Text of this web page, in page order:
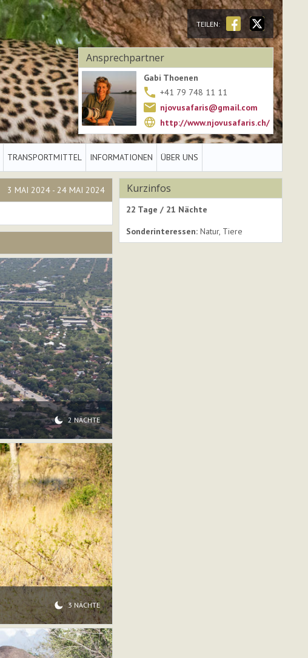
TEILEN:
Ansprechpartner
Gabi Thoenen
+41 79 748 11 11
njovusafaris@gmail.com
http://www.njovusafaris.ch/
TRANSPORTMITTEL INFORMATIONEN ÜBER UNS
3 MAI 2024 - 24 MAI 2024
2 NÄCHTE
3 NÄCHTE
Kurzinfos
22 Tage / 21 Nächte
Sonderinteressen: Natur, Tiere